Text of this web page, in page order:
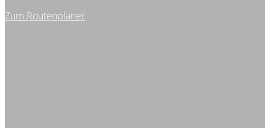
Zum Routenplaner